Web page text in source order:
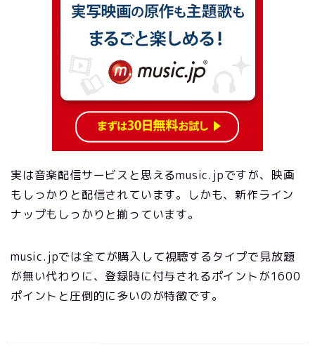
実は音楽配信サービスと思えるmusic.jpですが、映画
もしっかりと配信されています。しかも、新作ライン
ナップもしっかりと揃っています。
music.jpでは全てが購入して視聴するタイプで見放題
が無い代わりに、登録時に付与されるポイントが1600
ポイントと圧倒的に多いのが特徴です。